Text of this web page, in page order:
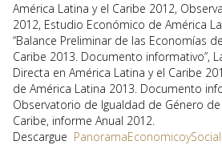
América Latina y el Caribe 2012,
2012, Estudio Económico de América
“Balance Preliminar de las Economías
Caribe 2013. Documento informativo”,
Directa en América Latina y el Caribe
de América Latina 2013. Documento
Observatorio de Igualdad de Género
Caribe, informe Anual 2012.
Descargue PanoramaEconomicoySocial